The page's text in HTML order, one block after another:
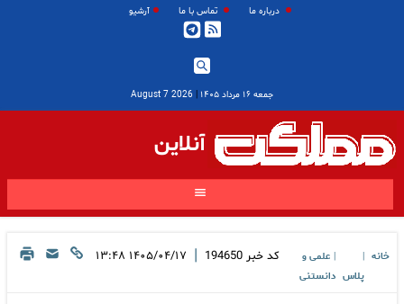
درباره ما تماس با ما آرشیو
جمعه ۱۶ مرداد ۱۴۰۵ |
2026 August 7
آنلاین
خانه
پلاس
علمی و
دانستنی
کد خبر 194650
| ۱۴۰۵/۰۴/۱۷ ۱۳:۴۸